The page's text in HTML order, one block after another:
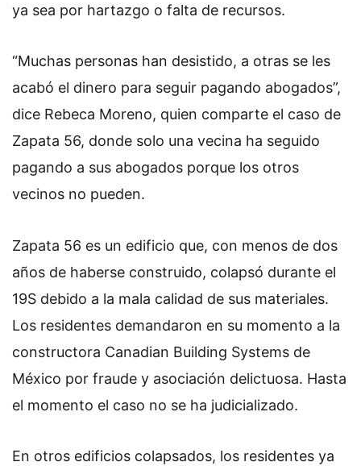
ya sea por hartazgo o falta de recursos.
“Muchas personas han desistido, a otras se les
acabó el dinero para seguir pagando abogados”,
dice Rebeca Moreno, quien comparte el caso de
Zapata 56, donde solo una vecina ha seguido
pagando a sus abogados porque los otros
vecinos no pueden.
Zapata 56 es un edificio que, con menos de dos
años de haberse construido, colapsó durante el
19S debido a la mala calidad de sus materiales.
Los residentes demandaron en su momento a la
constructora Canadian Building Systems de
México por fraude y asociación delictuosa. Hasta
el momento el caso no se ha judicializado.
En otros edificios colapsados, los residentes ya